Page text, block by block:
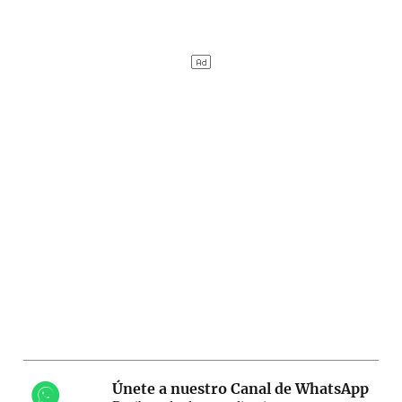
Únete a nuestro Canal de WhatsApp